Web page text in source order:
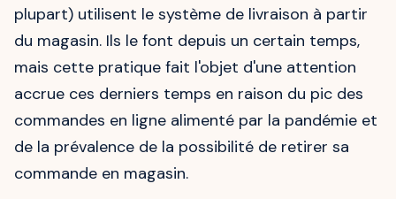
plupart) utilisent le système de livraison à partir
du magasin. Ils le font depuis un certain temps,
mais cette pratique fait l'objet d'une attention
accrue ces derniers temps en raison du pic des
commandes en ligne alimenté par la pandémie et
de la prévalence de la possibilité de retirer sa
commande en magasin.